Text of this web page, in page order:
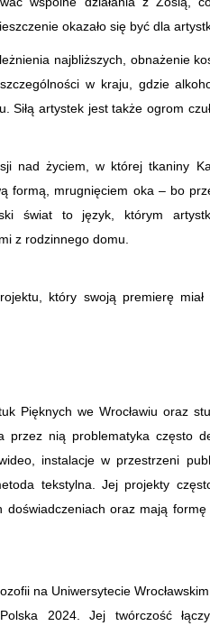
okazało się być dla
najbliższych, obnażenie
w kraju, gdzie
Siłą artystek jest także ogrom
nad życiem, w której tkaniny
formą, mrugnięciem oka – bo
świat to język, którym
z rodzinnego domu.
który swoją premierę
Pięknych we Wrocławiu oraz
przez nią problematyka często
instalacje w przestrzeni
tekstylna. Jej projekty często
doświadczeniach oraz mają
na Uniwersytecie
2024. Jej twórczość